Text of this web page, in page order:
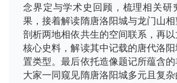
念界定与学术史回顾，梳理相关研
果，接着解读隋唐洛阳城与龙门山相
剖析两地相依共生的空间联系，再
核心史料，解读其中记载的唐代洛
置类型。最后依托造像题记所蕴含
大家一同窥见隋唐洛阳城多元且复